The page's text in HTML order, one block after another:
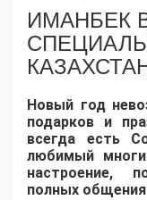
ИМАНБЕК
Новый год
подарков и
всегда есть
любимый
настроение,
полных